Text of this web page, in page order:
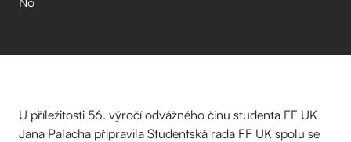
U příležitosti 56. výročí odvážného činu studenta FF UK
Jana Palacha připravila Studentská rada FF UK spolu se